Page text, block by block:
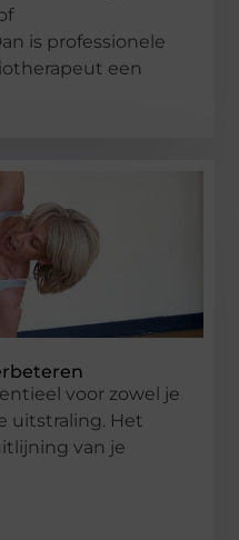
is professionele
een
voor zowel je
uitstraling. Het
van je